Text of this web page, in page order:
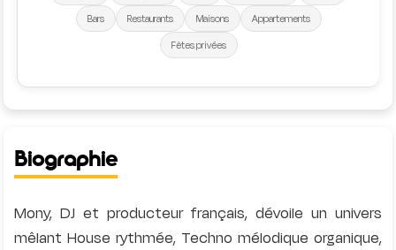
Bars
Restaurants Maisons
Appartements
Fêtes privées
Biographie
Mony, DJ et producteur français, dévoile un univers
mêlant House rythmée, Techno mélodique organique,